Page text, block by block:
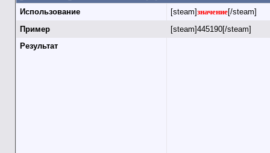
Использование [steam]значение[/steam]
Пример
[steam]445190[/steam]
Результат